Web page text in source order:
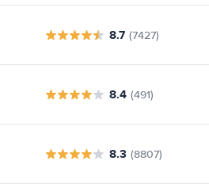
8.7 (7427)
8.4 (491)
8.3 (8807)